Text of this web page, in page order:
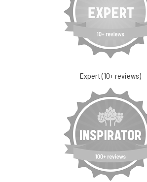
Expert (10+ reviews)